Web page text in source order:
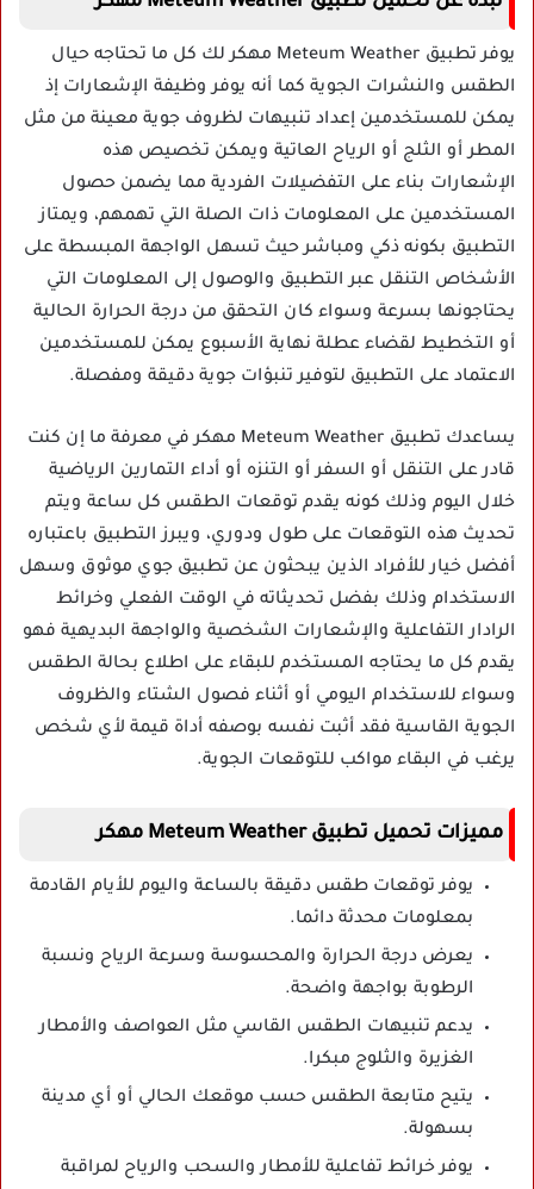
يوفر تطبيق Meteum Weather مهكر لك كل ما تحتاجه حيال
الطقس والنشرات الجوية كما أنه يوفر وظيفة الإشعارات إذ
يمكن للمستخدمين إعداد تنبيهات لظروف جوية معينة من مثل
المطر أو الثلج أو الرياح العاتية ويمكن تخصيص هذه
الإشعارات بناء على التفضيلات الفردية مما يضمن حصول
المستخدمين على المعلومات ذات الصلة التي تهمهم، ويمتاز
التطبيق بكونه ذكي ومباشر حيث تسهل الواجهة المبسطة على
الأشخاص التنقل عبر التطبيق والوصول إلى المعلومات التي
يحتاجونها بسرعة وسواء كان التحقق من درجة الحرارة الحالية
أو التخطيط لقضاء عطلة نهاية الأسبوع يمكن للمستخدمين
الاعتماد على التطبيق لتوفير تنبؤات جوية دقيقة ومفصلة.
يساعدك تطبيق Meteum Weather مهكر في معرفة ما إن كنت
قادر على التنقل أو السفر أو التنزه أو أداء التمارين الرياضية
خلال اليوم وذلك كونه يقدم توقعات الطقس كل ساعة ويتم
تحديث هذه التوقعات على طول ودوري، ويبرز التطبيق باعتباره
أفضل خيار للأفراد الذين يبحثون عن تطبيق جوي موثوق وسهل
الاستخدام وذلك بفضل تحديثاته في الوقت الفعلي وخرائط
الرادار التفاعلية والإشعارات الشخصية والواجهة البديهية فهو
يقدم كل ما يحتاجه المستخدم للبقاء على اطلاع بحالة الطقس
وسواء للاستخدام اليومي أو أثناء فصول الشتاء والظروف
الجوية القاسية فقد أثبت نفسه بوصفه أداة قيمة لأي شخص
يرغب في البقاء مواكب للتوقعات الجوية.
مميزات تحميل تطبيق Meteum Weather مهكر
يوفر توقعات طقس دقيقة بالساعة واليوم للأيام القادمة
بمعلومات محدثة دائما.
يعرض درجة الحرارة والمحسوسة وسرعة الرياح ونسبة
الرطوبة بواجهة واضحة.
يدعم تنبيهات الطقس القاسي مثل العواصف والأمطار
الغزيرة والثلوج مبكرا.
يتيح متابعة الطقس حسب موقعك الحالي أو أي مدينة
بسهولة.
يوفر خرائط تفاعلية للأمطار والسحب والرياح لمراقبة